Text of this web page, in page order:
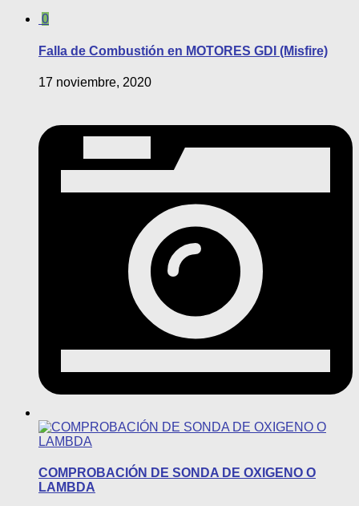
0
Falla de Combustión en MOTORES GDI (Misfire)
17 noviembre, 2020
COMPROBACIÓN DE SONDA DE OXIGENO O
LAMBDA